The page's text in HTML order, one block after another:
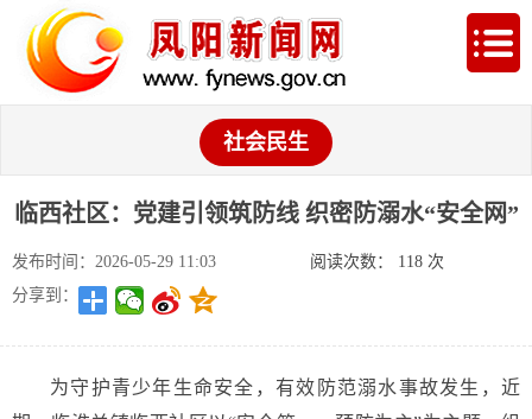
社会民生
临西社区：党建引领筑防线 织密防溺水“安全网”
发布时间：2026-05-29 11:03 阅读次数： 118 次
分享到：
为守护青少年生命安全，有效防范溺水事故发生，近